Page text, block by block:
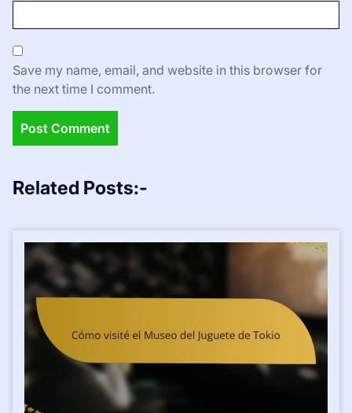
Save my name, email, and website in this browser for
the next time I comment.
Related Posts:-